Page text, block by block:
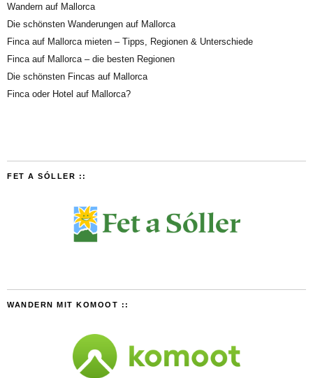
Wandern auf Mallorca
Die schönsten Wanderungen auf Mallorca
Finca auf Mallorca mieten – Tipps, Regionen & Unterschiede
Finca auf Mallorca – die besten Regionen
Die schönsten Fincas auf Mallorca
Finca oder Hotel auf Mallorca?
FET A SÓLLER ::
WANDERN MIT KOMOOT ::